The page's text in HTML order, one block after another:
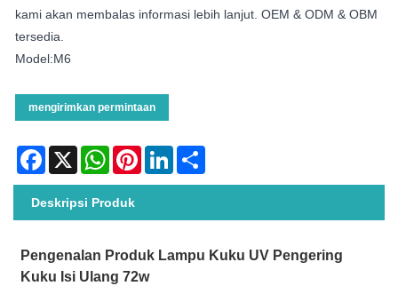
kami akan membalas informasi lebih lanjut. OEM & ODM & OBM
tersedia.
Model:M6
mengirimkan permintaan
Facebook
X WhatsAppPinterestLinkedIn
Deskripsi Produk
Pengenalan Produk Lampu Kuku UV Pengering
Kuku Isi Ulang 72w